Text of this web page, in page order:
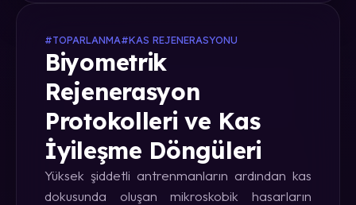
#TOPARLANMA#KAS REJENERASYONU
Biyometrik
Rejenerasyon
Protokolleri ve Kas
İyileşme Döngüleri
Yüksek şiddetli antrenmanların ardından kas
dokusunda oluşan mikroskobik hasarların